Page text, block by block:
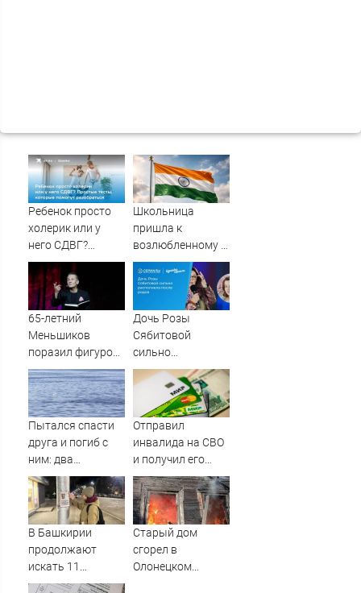
Ребенок просто
холерик или у
него СДВГ?
Простые тесты,
которые помогут
разобраться
Школьница
пришла к
возлюбленному в
тюрьму с десятью
патронами в
кармане
65-летний
Меньшиков
поразил фигурой
поклонников на
отдыхе в Греции
Дочь Розы
Сябитовой
сильно
располнела после
родов
Пытался спасти
друга и погиб с
ним: два
подростка
утонули в реке
08/08/2026 –
Новости
Отправил
инвалида на СВО
и получил его
«посмертные»
выплаты адвокат
из Черепаново
В Башкирии
продолжают
искать 11
пропавших без
Старый дом
сгорел в
Олонецком